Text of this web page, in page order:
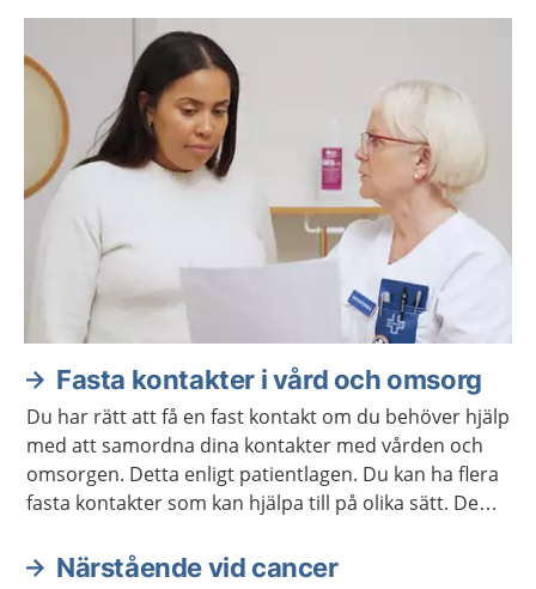
Fasta kontakter i vård och omsorg
Du har rätt att få en fast kontakt om du behöver hjälp
med att samordna dina kontakter med vården och
omsorgen. Detta enligt patientlagen. Du kan ha flera
fasta kontakter som kan hjälpa till på olika sätt. De
vård och omsorg.
Närstående vid cancer